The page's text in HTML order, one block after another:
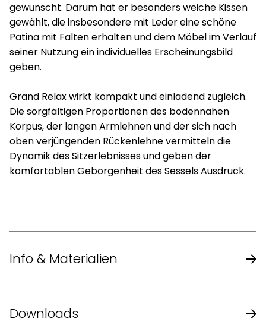
gewünscht. Darum hat er besonders weiche Kissen
gewählt, die insbesondere mit Leder eine schöne
Patina mit Falten erhalten und dem Möbel im Verlauf
seiner Nutzung ein individuelles Erscheinungsbild
geben.
Grand Relax wirkt kompakt und einladend zugleich.
Die sorgfältigen Proportionen des bodennahen
Korpus, der langen Armlehnen und der sich nach
oben verjüngenden Rückenlehne vermitteln die
Dynamik des Sitzerlebnisses und geben der
komfortablen Geborgenheit des Sessels Ausdruck.
Info & Materialien
Downloads